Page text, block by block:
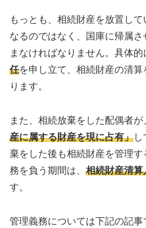
もっとも、相続財産を放置し
なるのではなく、国庫に帰属
まなければなりません。具体的
任を申し立て、相続財産の清
ります。
また、相続放棄をした配偶者が
産に属する財産を現に占有」
棄をした後も相続財産を管理
務を負う期間は、 相続財産清算
す。
管理義務については下記の記事